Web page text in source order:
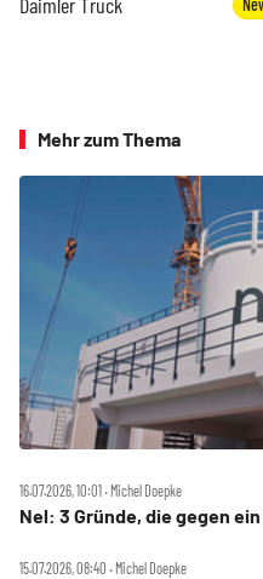
Mehr zum Thema
16.07.2026, 10:01 ‧ Michel Doepke
Nel: 3 Gründe, die gegen
15.07.2026, 08:40 ‧ Michel Doepke